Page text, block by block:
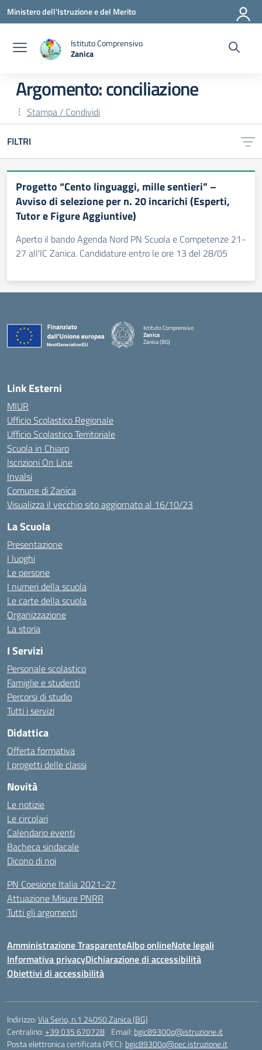
Vai ai contenuti
Vai al menu di navigazione
Vai al footer
Ministero dell'Istruzione e del Merito
Istituto Comprensivo
Zanica
Argomento: conciliazione
Stampa / Condividi
FILTRI
Progetto “Cento linguaggi, mille sentieri” –
Avviso di selezione per n. 20 incarichi (Esperti,
Tutor e Figure Aggiuntive)
Aperto il bando Agenda Nord PN Scuola e Competenze 21-
27 all'IC Zanica. Candidature entro le ore 13 del 28/05
Istituto Comprensivo
Zanica
Zanica (BG)
Link Esterni
MIUR
Ufficio Scolastico Regionale
Ufficio Scolastico Territoriale
Scuola in Chiaro
Iscrizioni On Line
Invalsi
Comune di Zanica
Visualizza il vecchio sito aggiornato al 16/10/23
La Scuola
Presentazione
I luoghi
Le persone
I numeri della scuola
Le carte della scuola
Organizzazione
La storia
I Servizi
Personale scolastico
Famiglie e studenti
Percorsi di studio
Tutti i servizi
Didattica
Offerta formativa
I progetti delle classi
Novità
Le notizie
Le circolari
Calendario eventi
Bacheca sindacale
Dicono di noi
PN Coesione Italia 2021-27
Attuazione Misure PNRR
Tutti gli argomenti
Amministrazione TrasparenteAlbo onlineNote legali
Informativa privacyDichiarazione di accessibilità
Obiettivi di accessibilità
Indirizzo:Via Serio, n.1 24050 Zanica (BG)
Centralino:+39 035 670728 Email: bgic89300q@istruzione.it
Posta elettronica certificata (PEC): bgic89300q@pec.istruzione.it